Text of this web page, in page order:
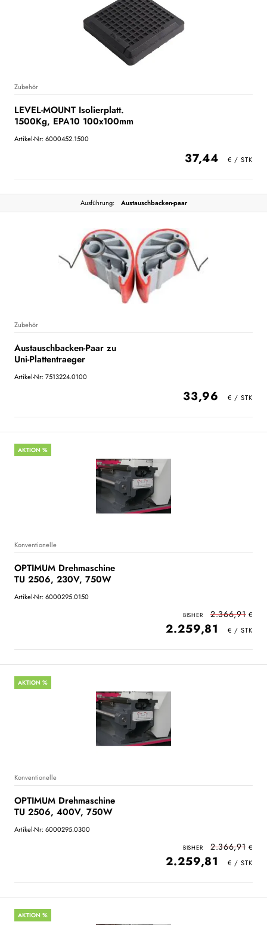
Zubehör
LEVEL-MOUNT Isolierplatt.
1500Kg, EPA10 100x100mm
Artikel-Nr: 6000452.1500
37,44
Ausführung: Austauschbacken-paar
Zubehör
Austauschbacken-Paar zu
Uni-Plattentraeger
Artikel-Nr: 7513224.0100
33,96
AKTION %
Konventionelle
OPTIMUM Drehmaschine
TU 2506, 230V, 750W
Artikel-Nr: 6000295.0150
2.366,91
2.259,81
AKTION %
Konventionelle
OPTIMUM Drehmaschine
TU 2506, 400V, 750W
Artikel-Nr: 6000295.0300
2.366,91
2.259,81
AKTION %